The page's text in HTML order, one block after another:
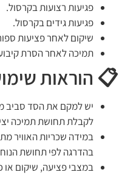
פגיעות רצועות בקרסול.
פגיעות גידים בקרסול.
שיקום לאחר פציעות
תמיכה לאחר הסרת
📋 הוראות
יש למקם את הסד סביב
לקבלת תחושת תמיכה
במידה שכריות האוויר
בהדרגה לפי תחושת
במצבי פציעה, שיקום